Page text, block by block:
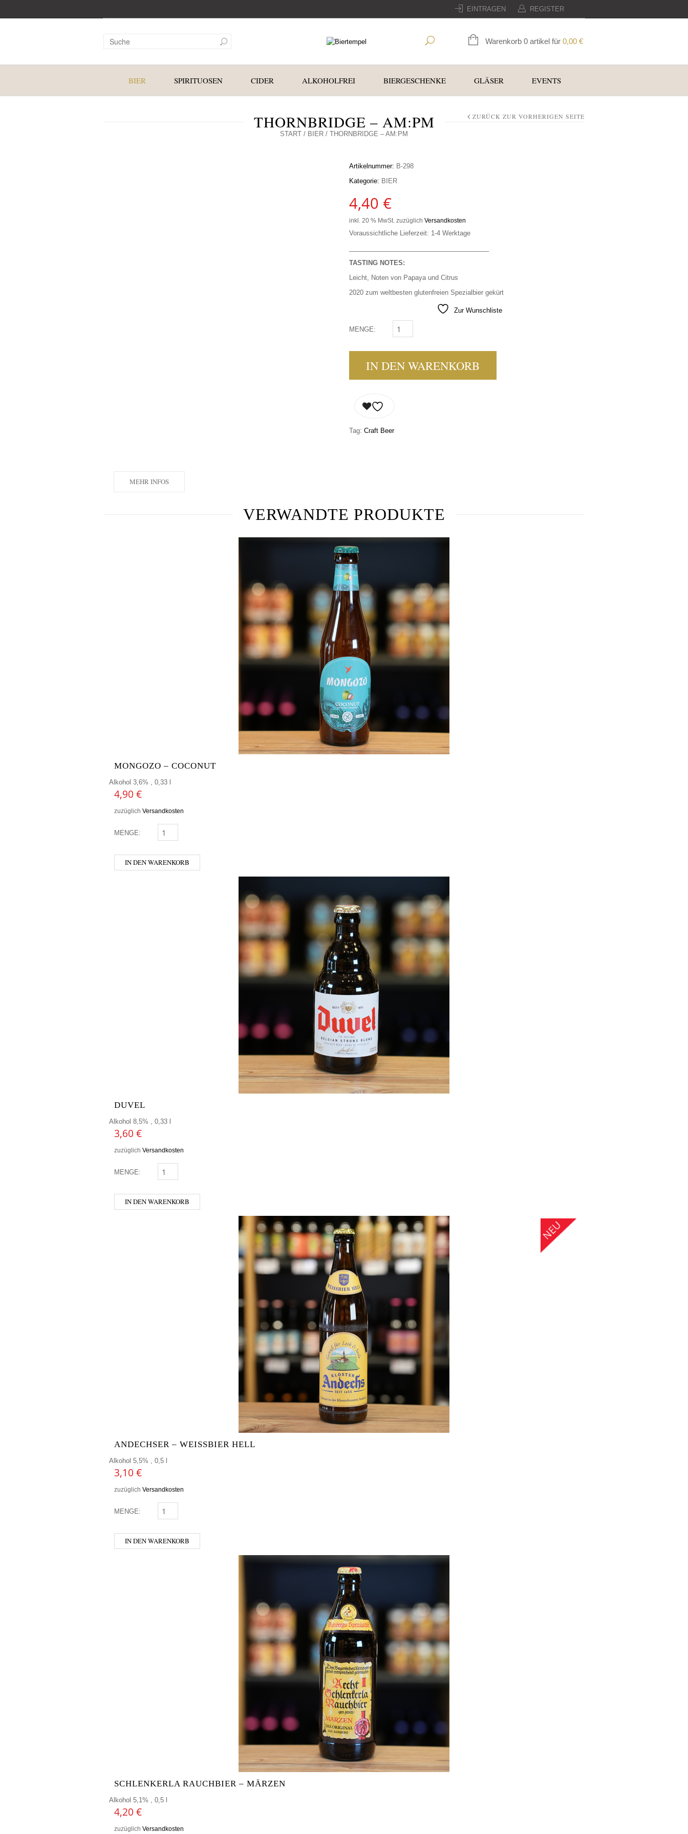
EINTRAGEN REGISTER
Warenkorb 0 artikel für 0,00 €
BIER SPIRITUOSEN CIDER ALKOHOLFREI BIERGESCHENKE GLÄSER EVENTS
THORNBRIDGE – AM:PM
START / BIER / THORNBRIDGE – AM:PM
ZURÜCK ZUR VORHERIGEN SEITE
Artikelnummer: B-298
Kategorie: BIER
4,40 €
inkl. 20 % MwSt. zuzüglich Versandkosten
Voraussichtliche Lieferzeit: 1-4 Werktage
TASTING NOTES:
Leicht, Noten von Papaya und Citrus
2020 zum weltbesten glutenfreien Spezialbier gekürt
Zur Wunschliste
MENGE: THORNBRIDGE - AM:PM MENGE
IN DEN WARENKORB
Tag: Craft Beer
MEHR INFOS
VERWANDTE PRODUKTE
MONGOZO – COCONUT
Alkohol 3,6% , 0,33 l
4,90 €
zuzüglich Versandkosten
MENGE: MONGOZO - COCONUT MENGE
IN DEN WARENKORB
DUVEL
Alkohol 8,5% , 0,33 l
3,60 €
zuzüglich Versandkosten
MENGE: DUVEL MENGE
IN DEN WARENKORB
ANDECHSER – WEISSBIER HELL
Alkohol 5,5% , 0,5 l
3,10 €
zuzüglich Versandkosten
MENGE: ANDECHSER - WEISSBIER HELL MENGE
IN DEN WARENKORB
SCHLENKERLA RAUCHBIER – MÄRZEN
Alkohol 5,1% , 0,5 l
4,20 €
zuzüglich Versandkosten